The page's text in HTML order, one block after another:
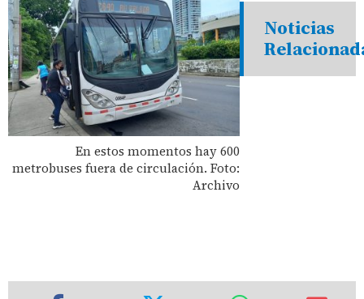
En estos momentos hay 600
metrobuses fuera de circulación. Foto:
Archivo
Noticias